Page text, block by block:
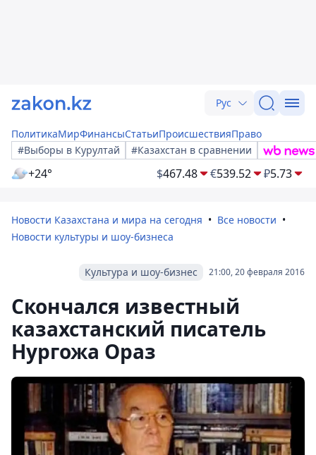
Рус
ПолитикаМирФинансыСтатьиПроисшествияПраво
#Выборы в Курултай
#Казахстан в сравнении
+24° $467.48 €539.52 ₽5.73
Новости Казахстана и мира на сегодня
Все новости
Новости культуры и шоу-бизнеса
21:00, 20 февраля 2016
Культура и шоу-бизнес
Скончался известный
казахстанский писатель
Нургожа Ораз